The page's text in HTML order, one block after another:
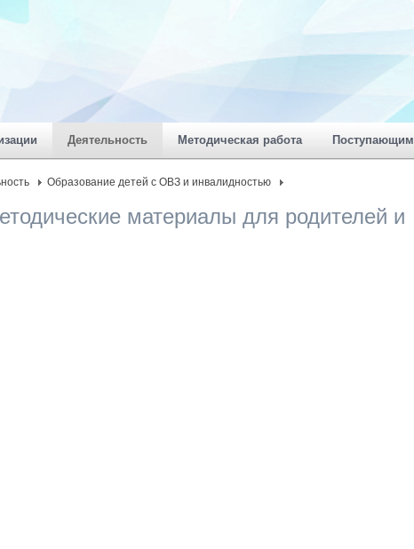
Деятельность Методическая работа Поступающим
Образование детей с ОВЗ и инвалидностью
материалы для родителей и